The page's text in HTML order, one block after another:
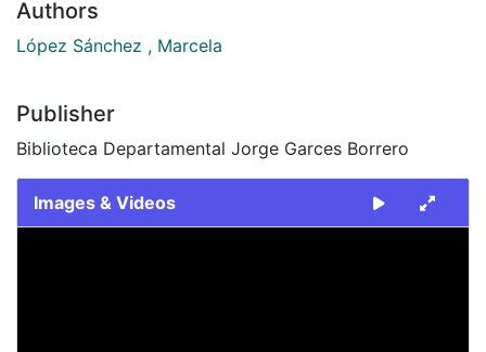
Authors
López Sánchez , Marcela
Publisher
Biblioteca Departamental Jorge Garces Borrero
Images & Videos